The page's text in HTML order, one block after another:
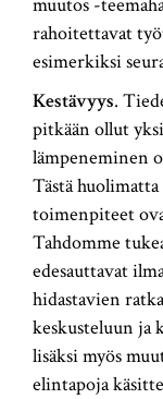
muutos -
rahoitettavat
esimerkiksi
Kestävyys.
pitkään ollut
lämpeneminen
Tästä
toimenpiteet
Tahdomme
edesauttavat
hidastavien
keskusteluun ja
lisäksi myös
elintapoja